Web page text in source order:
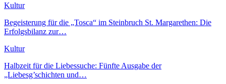
Kultur
Begeisterung für die „Tosca“ im Steinbruch St. Margarethen: Die
Erfolgsbilanz zur…
Kultur
Halbzeit für die Liebessuche: Fünfte Ausgabe der
„Liebesg’schichten und…